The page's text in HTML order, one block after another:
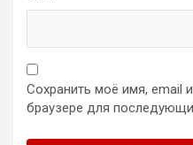
Сохранить моё имя, email
браузере для